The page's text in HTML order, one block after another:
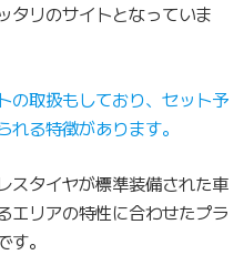
タリのサイトとなっていま
の取扱もしており、セット予
る特徴があります。
スタイヤが標準装備された車
エリアの特性に合わせたプラ
。